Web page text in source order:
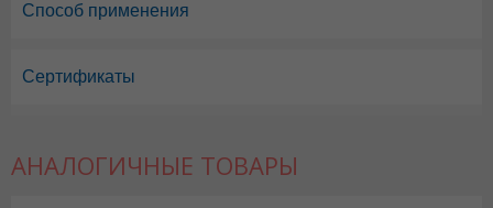
Способ применения
Сертификаты
АНАЛОГИЧНЫЕ ТОВАРЫ